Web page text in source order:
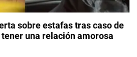
sobre estafas tras caso de
una relación amorosa